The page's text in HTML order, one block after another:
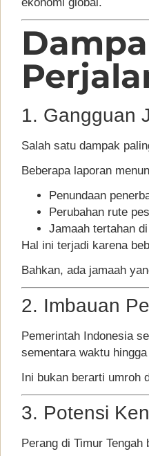
1. Gangguan
Salah satu dampak
Beberapa laporan
Penundaan
Perubahan rute
Jamaah tertahan
Hal ini terjadi karena
Bahkan, ada jamaah
2. Imbauan
Pemerintah Indonesia
sementara waktu
Ini bukan berarti umroh
3. Potensi
Perang di Timur